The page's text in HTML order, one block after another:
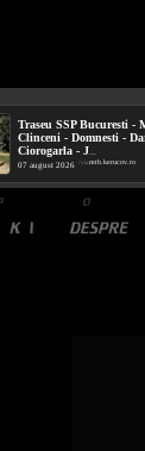
Traseu SSP Bucuresti -
Clinceni - Domnesti -
Ciorogarla - J...
07 august 2026 / via mtb.kerucov.ro